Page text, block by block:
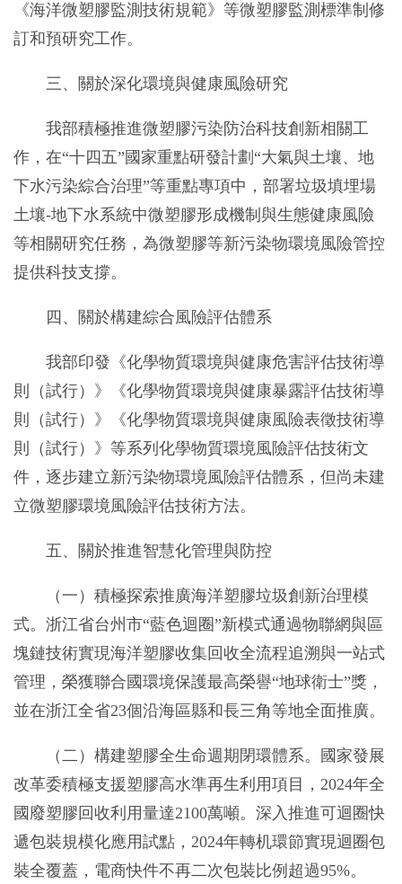
《海洋微塑膠監測技術規範》等微塑膠監測標準制修
訂和預研究工作。
三、關於深化環境與健康風險研究
我部積極推進微塑膠污染防治科技創新相關工
作，在“十四五”國家重點研發計劃“大氣與土壤、地
下水污染綜合治理”等重點專項中，部署垃圾填埋場
土壤-地下水系統中微塑膠形成機制與生態健康風險
等相關研究任務，為微塑膠等新污染物環境風險管控
提供科技支撐。
四、關於構建綜合風險評估體系
我部印發《化學物質環境與健康危害評估技術導
則（試行）》《化學物質環境與健康暴露評估技術導
則（試行）》《化學物質環境與健康風險表徵技術導
則（試行）》等系列化學物質環境風險評估技術文
件，逐步建立新污染物環境風險評估體系，但尚未建
立微塑膠環境風險評估技術方法。
五、關於推進智慧化管理與防控
（一）積極探索推廣海洋塑膠垃圾創新治理模
式。浙江省台州市“藍色迴圈”新模式通過物聯網與區
塊鏈技術實現海洋塑膠收集回收全流程追溯與一站式
管理，榮獲聯合國環境保護最高榮譽“地球衛士”獎，
並在浙江全省23個沿海區縣和長三角等地全面推廣。
（二）構建塑膠全生命週期閉環體系。國家發展
改革委積極支援塑膠高水準再生利用項目，2024年全
國廢塑膠回收利用量達2100萬噸。深入推進可迴圈快
遞包裝規模化應用試點，2024年轉机環節實現迴圈包
裝全覆蓋，電商快件不再二次包裝比例超過95%。